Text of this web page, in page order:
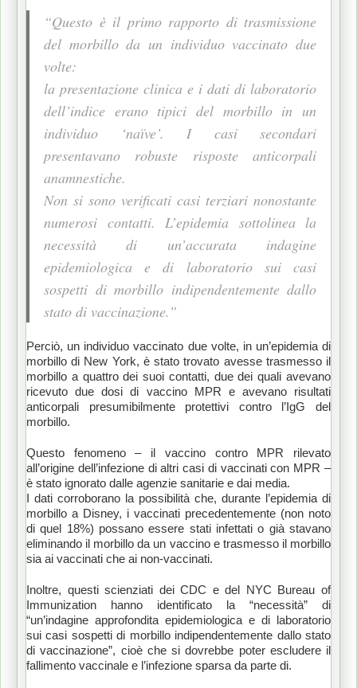
“Questo è il primo rapporto di trasmissione
del morbillo da un individuo vaccinato due
volte:
la presentazione clinica e i dati di laboratorio
dell’indice erano tipici del morbillo in un
individuo ‘naïve’. I casi secondari
presentavano robuste risposte anticorpali
anamnestiche.
Non si sono verificati casi terziari nonostante
numerosi contatti. L’epidemia sottolinea la
necessità di un’accurata indagine
epidemiologica e di laboratorio sui casi
sospetti di morbillo indipendentemente dallo
stato di vaccinazione.”
Perciò, un individuo vaccinato due volte, in un’epidemia di
morbillo di New York, è stato trovato avesse trasmesso il
morbillo a quattro dei suoi contatti, due dei quali avevano
ricevuto due dosi di vaccino MPR e avevano risultati
anticorpali presumibilmente protettivi contro l’IgG del
morbillo.
Questo fenomeno – il vaccino contro MPR rilevato
all’origine dell’infezione di altri casi di vaccinati con MPR –
è stato ignorato dalle agenzie sanitarie e dai media.
I dati corroborano la possibilità che, durante l’epidemia di
morbillo a Disney, i vaccinati precedentemente (non noto
di quel 18%) possano essere stati infettati o già stavano
eliminando il morbillo da un vaccino e trasmesso il morbillo
sia ai vaccinati che ai non-vaccinati.
Inoltre, questi scienziati dei CDC e del NYC Bureau of
Immunization hanno identificato la “necessità” di
“un’indagine approfondita epidemiologica e di laboratorio
sui casi sospetti di morbillo indipendentemente dallo stato
di vaccinazione”, cioè che si dovrebbe poter escludere il
fallimento vaccinale e l’infezione sparsa da parte di.